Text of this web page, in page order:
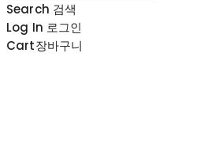
Search 검색
Log In 로그인
Cart장바구니